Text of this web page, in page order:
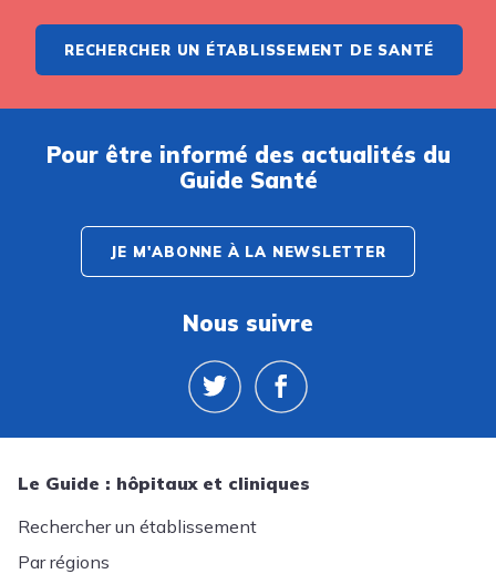
RECHERCHER UN ÉTABLISSEMENT DE SANTÉ
Pour être informé des actualités du
Guide Santé
JE M'ABONNE À LA NEWSLETTER
Nous suivre
Le Guide : hôpitaux et cliniques
Rechercher un établissement
Par régions